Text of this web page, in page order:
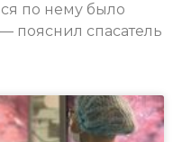
по нему было
пояснил спасатель